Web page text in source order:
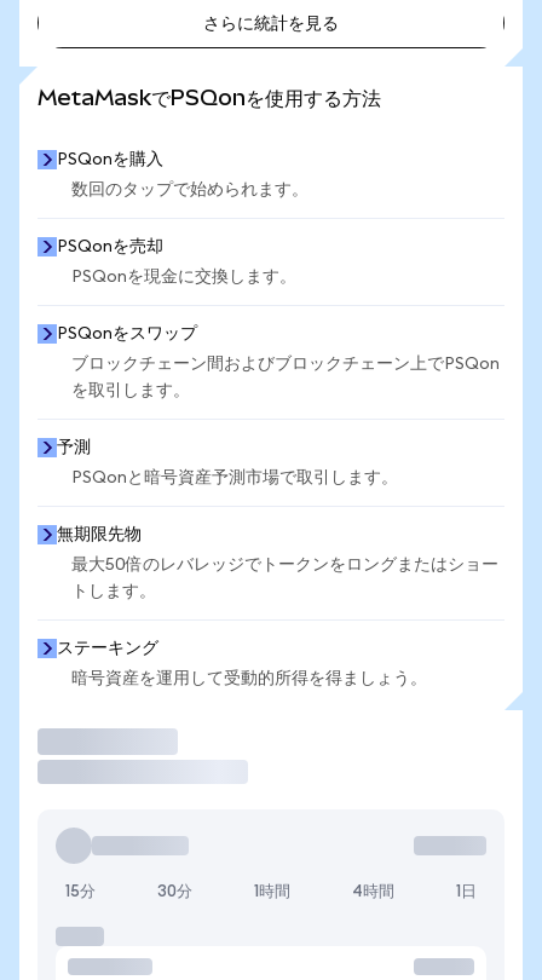
さらに統計を見る
MetaMaskでPSQonを使用する方法
PSQonを購入
数回のタップで始められます。
PSQonを売却
PSQonを現金に交換します。
PSQonをスワップ
ブロックチェーン間およびブロックチェーン上でPSQon
を取引します。
予測
PSQonと暗号資産予測市場で取引します。
無期限先物
最大50倍のレバレッジでトークンをロングまたはショー
トします。
ステーキング
暗号資産を運用して受動的所得を得ましょう。
15分 30分 1時間 4時間 1日